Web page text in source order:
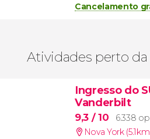
Cancelamento
Atividades perto da
Ingresso do
Vanderbilt
9,3 / 10
6.338
Nova York